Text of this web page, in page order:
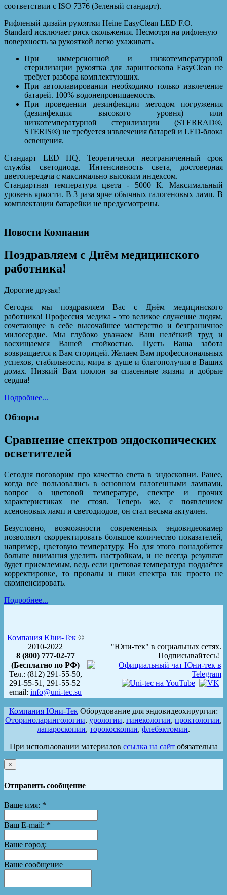
соответствии с ISO 7376 (Зеленый стандарт).
Рифленый дизайн рукоятки Heine EasyClean LED F.O.
Standard исключает риск скольжения. Несмотря на рифленую
поверхность за рукояткой легко ухаживать.
При иммерсионной и низкотемпературной
стерилизации рукоятка для ларингоскопа EasyClean не
требует разбора комплектующих.
При автоклавировании необходимо только извлечение
батарей. 100% водонепроницаемость.
При проведении дезинфекции методом погружения
(дезинфекция высокого уровня) или
низкотемпературной стерилизации (STERRAD®,
STERIS®) не требуется извлечения батарей и LED-блока
освещения.
Стандарт LED HQ. Теоретически неограниченный срок
службы светодиода. Интенсивность света, достоверная
цветопередача с максимально высоким индексом.
Стандартная температура цвета - 5000 К. Максимальный
уровень яркости. В 3 раза ярче обычных галогеновых ламп. В
комплектации батарейки не предусмотрены.
Новости Компании
Поздравляем с Днём медицинского
работника!
Дорогие друзья!
Сегодня мы поздравляем Вас с Днём медицинского
работника! Профессия медика - это великое служение людям,
сочетающее в себе высочайшее мастерство и безграничное
милосердие. Мы глубоко уважаем Ваш нелёгкий труд и
восхищаемся Вашей стойкостью. Пусть Ваша забота
возвращается к Вам сторицей. Желаем Вам профессиональных
успехов, стабильности, мира в душе и благополучия в Ваших
домах. Низкий Вам поклон за спасенные жизни и добрые
сердца!
Подробнее...
Обзоры
Сравнение спектров эндоскопических
осветителей
Сегодня поговорим про качество света в эндоскопии. Ранее,
когда все пользовались в основном галогенными лампами,
вопрос о цветовой температуре, спектре и прочих
характеристиках не стоял. Теперь же, с появлением
ксеноновых ламп и светодиодов, он стал весьма актуален.
Безусловно, возможности современных эндовидеокамер
позволяют скорректировать большое количество показателей,
например, цветовую температуру. Но для этого понадобится
больше внимания уделить настройкам, и не всегда результат
будет приемлемым, ведь если цветовая температура поддаётся
корректировке, то провалы и пики спектра так просто не
скомпенсировать.
Подробнее...
Компания Юни-Тек©
2010-2022
8 (800) 777-02-77
(Бесплатно по РФ)
Тел.: (812) 291-55-50,
291-55-51, 291-55-52
email: info@uni-tec.su
"Юни-тек" в социальных сетях.
Подписывайтесь!
Компания Юни-Тек Оборудование для эндовидеохирургии:
Оториноларингологии, урологии, гинекологии, проктологии,
лапароскопии, торокоскопии, флебэктомии.
При использовании материалов ссылка на сайтобязательна
×
Отправить сообщение
Ваше имя: *
Ваш E-mail: *
Ваше город:
Ваше сообщение